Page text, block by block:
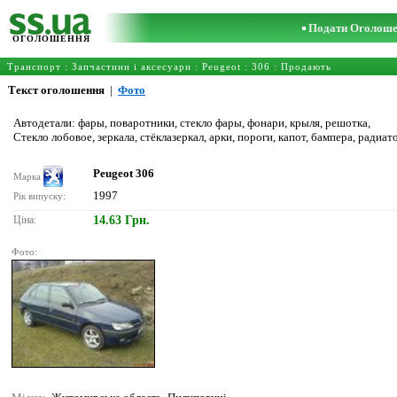
ОГОЛОШЕННЯ
Подати
Транспорт : Запчастини і аксесуари : Peugeot : 306 : Продають
Текст оголошення | Фото
Автодетали: фары, поваротники, стекло фары, фонари, крыля, решотка,
Стекло лобовое, зеркала, стёклазеркал, арки, пороги, капот, бампера,
Марка Peugeot 306
Рік випуску: 1997
Ціна: 14.63 Грн.
Фото: